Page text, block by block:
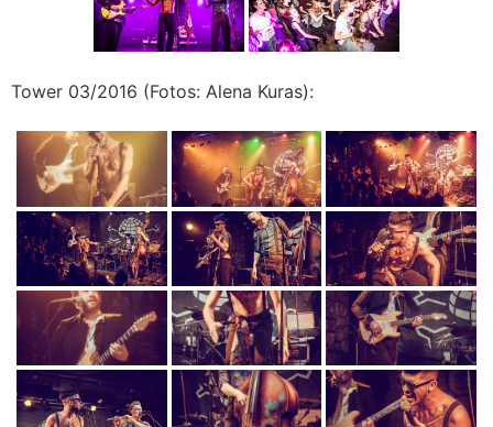
Tower 03/2016 (Fotos: Alena Kuras):